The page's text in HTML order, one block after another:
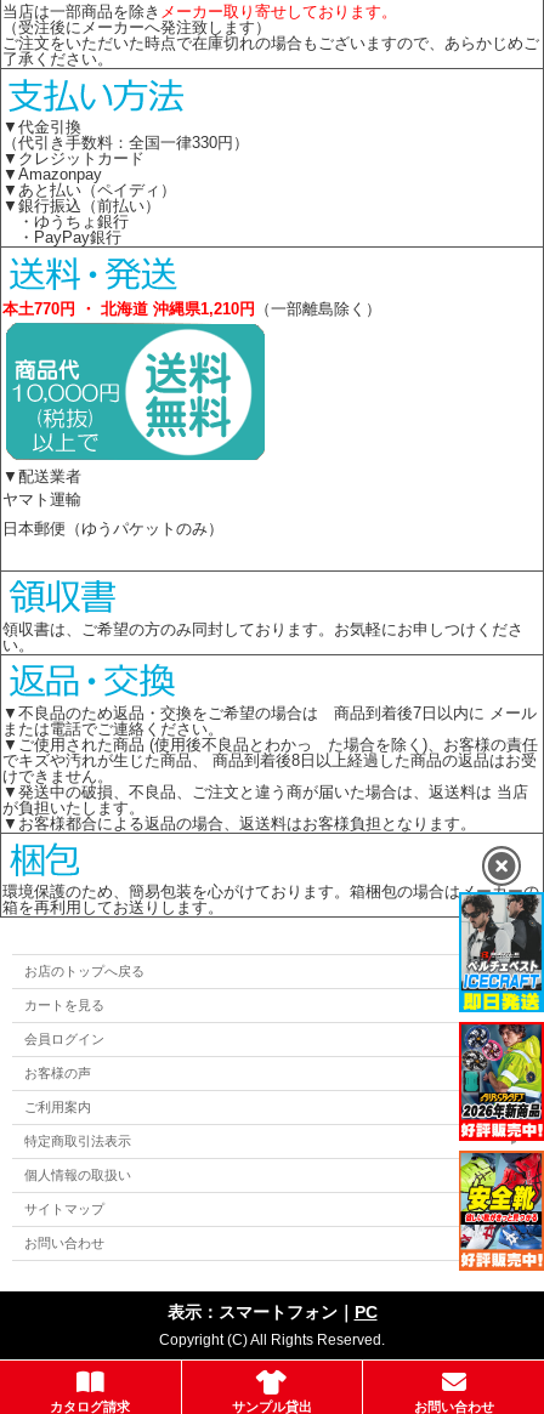
当店は一部商品を除き メーカー取り寄せしております。
（受注後にメーカーへ発注致します）
ご注文をいただいた時点で在庫切れの場合もございますので、あらかじめご
了承ください。
▼代金引換
（代引き手数料：全国一律330円）
▼クレジットカード
▼Amazonpay
▼あと払い（ペイディ）
▼銀行振込（前払い）
・ゆうちょ銀行
・PayPay銀行
本土770円 ・ 北海道 沖縄県1,210円 （一部離島除く）
▼配送業者
ヤマト運輸
日本郵便（ゆうパケットのみ）
領収書は、ご希望の方のみ同封しております。お気軽にお申しつけくださ
い。
▼不良品のため返品・交換をご希望の場合は 商品到着後7日以内に メール
または電話でご連絡ください。
▼ご使用された商品 (使用後不良品とわかっ た場合を除く)、お客様の責任
でキズや汚れが生じた商品、 商品到着後8日以上経過した商品の返品はお受
けできません。
▼発送中の破損、不良品、ご注文と違う商が届いた場合は、返送料は 当店
が負担いたします。
▼お客様都合による返品の場合、返送料はお客様負担となります。
環境保護のため、簡易包装を心がけております。箱梱包の場合はメーカーの
箱を再利用してお送りします。
カタログ請求 サンプル貸出 お問い合わせ
お店のトップへ戻る
カートを見る
会員ログイン
お客様の声
ご利用案内
特定商取引法表示
個人情報の取扱い
サイトマップ
お問い合わせ
表示：スマートフォン｜ PC
Copyright (C) All Rights Reserved.